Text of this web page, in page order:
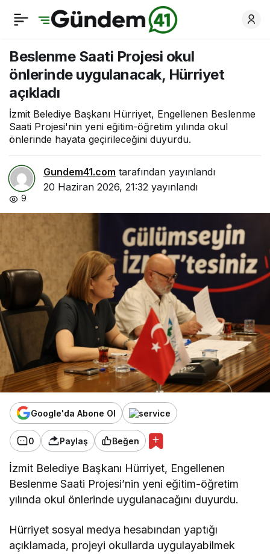
Beslenme Saati Projesi okul
önlerinde uygulanacak, Hürriyet
açıkladı
İzmit Belediye Başkanı Hürriyet, Engellenen Beslenme
Saati Projesi'nin yeni eğitim-öğretim yılında okul
önlerinde hayata geçirileceğini duyurdu.
Gundem41.com tarafından yayınlandı
20 Haziran 2026, 21:32 yayınlandı
9
Google'da Abone Ol
0 Paylaş Beğen
İzmit Belediye Başkanı Hürriyet, Engellenen
Beslenme Saati Projesi’nin yeni eğitim-öğretim
yılında okul önlerinde uygulanacağını duyurdu.
Hürriyet sosyal medya hesabından yaptığı
açıklamada, projeyi okullarda uygulayabilmek
Çınar Çocuk Evleri
minikleri mezuniyet
heyecanı yaşadı
Paylaş